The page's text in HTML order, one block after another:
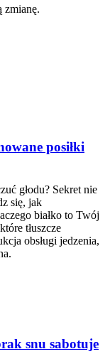
zmianę.
posiłki
głodu? Sekret nie
się, jak
białko to Twój
tłuszcze
obsługi jedzenia,
snu sabotuje